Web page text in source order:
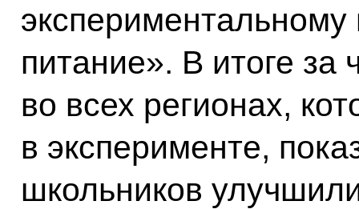
питание». В итоге за
во всех регионах,
в эксперименте,
школьников